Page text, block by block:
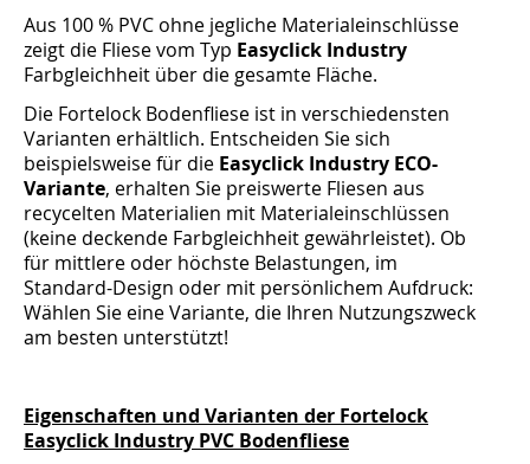
Aus 100 % PVC ohne jegliche Materialeinschlüsse
zeigt die Fliese vom Typ Easyclick Industry
Farbgleichheit über die gesamte Fläche.
Die Fortelock Bodenfliese ist in verschiedensten
Varianten erhältlich. Entscheiden Sie sich
beispielsweise für die Easyclick Industry ECO-
Variante, erhalten Sie preiswerte Fliesen aus
recycelten Materialien mit Materialeinschlüssen
(keine deckende Farbgleichheit gewährleistet). Ob
für mittlere oder höchste Belastungen, im
Standard-Design oder mit persönlichem Aufdruck:
Wählen Sie eine Variante, die Ihren Nutzungszweck
am besten unterstützt!
Eigenschaften und Varianten der Fortelock
Easyclick Industry PVC Bodenfliese